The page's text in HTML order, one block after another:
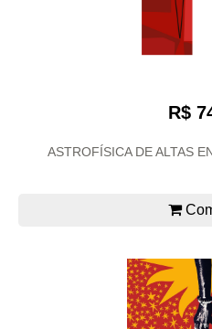
R$
ASTROFÍSICA DE ALTAS